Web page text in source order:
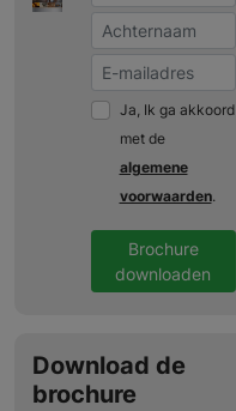
Ja, Ik ga akkoord
met de
algemene
voorwaarden.
Brochure
downloaden
Download de
brochure